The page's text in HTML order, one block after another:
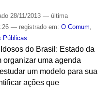
28/11/2013 — última
— registrado em: O Comum,
Públicas
do Brasil: Estado da
organizar uma agenda
um modelo para sua
ações que